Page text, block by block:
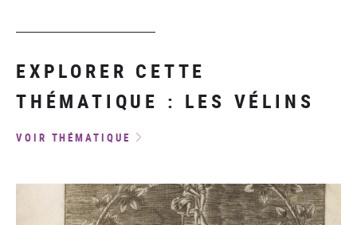
EXPLORER CETTE
THÉMATIQUE : LES VÉLINS
VOIR THÉMATIQUE